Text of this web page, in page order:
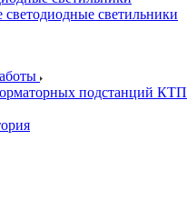
светильники
подстанций КТП